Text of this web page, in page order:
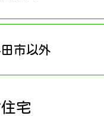
市以外
宅